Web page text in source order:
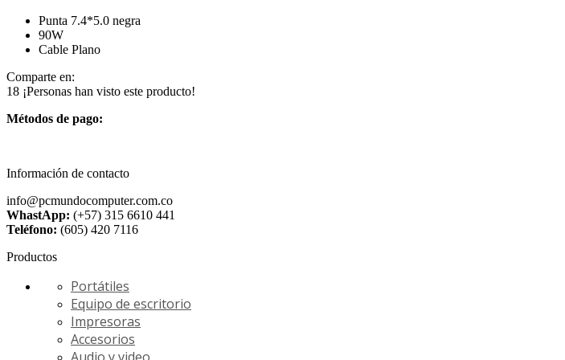
Punta 7.4*5.0 negra
90W
Cable Plano
Comparte en:
18 ¡Personas han visto este producto!
Métodos de pago:
Información de contacto
info@pcmundocomputer.com.co
WhastApp: (+57) 315 6610 441
Teléfono: (605) 420 7116
Productos
Portátiles
Equipo de escritorio
Impresoras
Accesorios